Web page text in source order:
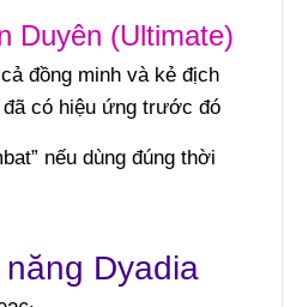
Duyên (Ultimate)
đồng minh và kẻ địch
có hiệu ứng trước đó
nếu dùng đúng thời
Dyadia